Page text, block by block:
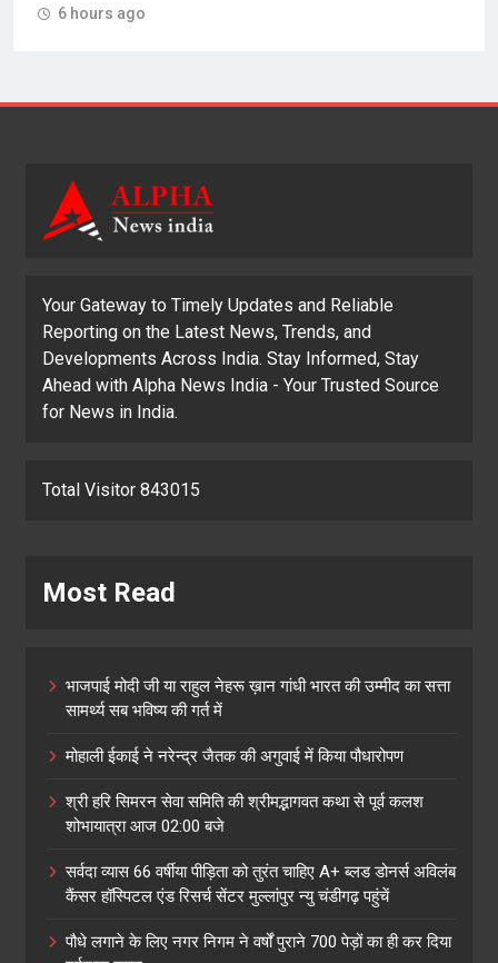
6 hours ago
Your Gateway to Timely Updates and Reliable
Reporting on the Latest News, Trends, and
Developments Across India. Stay Informed, Stay
Ahead with Alpha News India - Your Trusted Source
for News in India.
Total Visitor 843015
Most Read
भाजपाई मोदी जी या राहुल नेहरू ख़ान गांधी भारत की उम्मीद का सत्ता
सामर्थ्य सब भविष्य की गर्त में
मोहाली ईकाई ने नरेन्द्र जैतक की अगुवाई में किया पौधारोपण
श्री हरि सिमरन सेवा समिति की श्रीमद्भागवत कथा से पूर्व कलश
शोभायात्रा आज 02:00 बजे
सर्वदा व्यास 66 वर्षीया पीड़िता को तुरंत चाहिए A+ ब्लड डोनर्स अविलंब
कैंसर हॉस्पिटल एंड रिसर्च सेंटर मुल्लांपुर न्यु चंडीगढ़ पहुंचें
पौधे लगाने के लिए नगर निगम ने वर्षों पुराने 700 पेड़ों का ही कर दिया